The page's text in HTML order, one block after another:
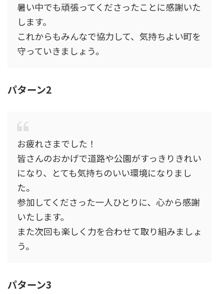
暑い中でも頑張ってくださったことに感謝いた
します。
これからもみんなで協力して、気持ちよい町を
守っていきましょう。
パターン2
お疲れさまでした！
皆さんのおかげで道路や公園がすっきりきれい
になり、とても気持ちのいい環境になりまし
た。
参加してくださった一人ひとりに、心から感謝
いたします。
また次回も楽しく力を合わせて取り組みましょ
う。
パターン3